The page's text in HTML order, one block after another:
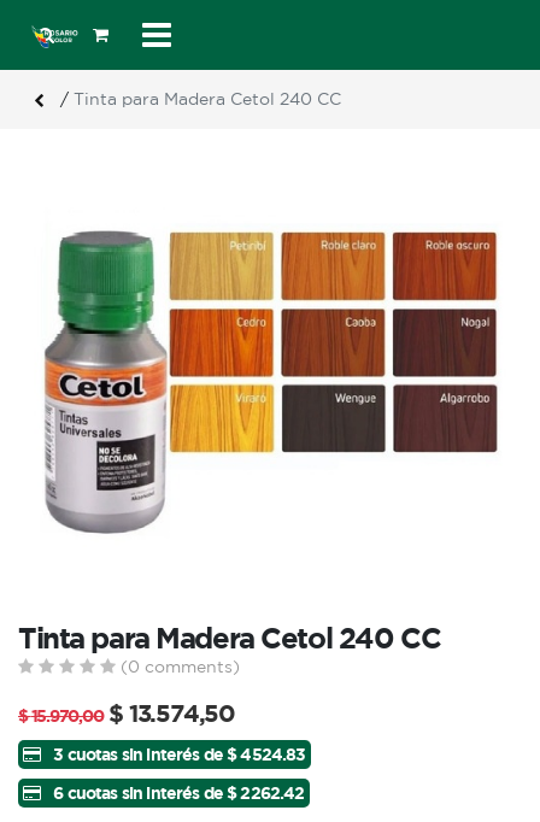
/ Tinta para Madera Cetol 240 CC
Tinta para Madera Cetol 240 CC
(0 comments)
$15.970,00 $ 13.574,50
3 cuotas sin interés de $ 4524.83
6 cuotas sin interés de $ 2262.42